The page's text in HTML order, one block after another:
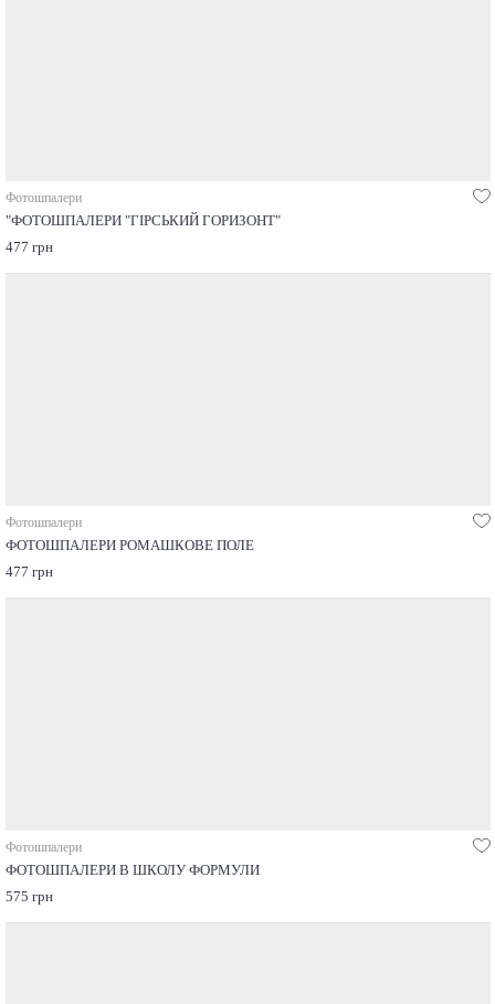
Фотошпалери
"ФОТОШПАЛЕРИ "ГІРСЬКИЙ ГОРИЗОНТ"
477 грн
Фотошпалери
ФОТОШПАЛЕРИ РОМАШКОВЕ ПОЛЕ
477 грн
Фотошпалери
ФОТОШПАЛЕРИ В ШКОЛУ ФОРМУЛИ
575 грн